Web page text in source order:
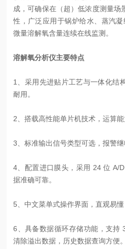
成，可确保在（超）低浓度测量场
性，广泛应用于锅炉给水、蒸汽
微量溶解氧含量连续在线监测。
溶解氧分析仪主要特点
1、采用先进贴片工艺与一体化结
耐用。
2、搭载高性能单片机技术，运算能
3、标准输出信号类型可选，报警继
4、配置进口膜头，采用 24 位 A/
据准确可靠。
5、中文菜单式操作界面，直观易懂
6、具备数据循环存储功能，支持
清除溢出数据，历史数据查询方便。